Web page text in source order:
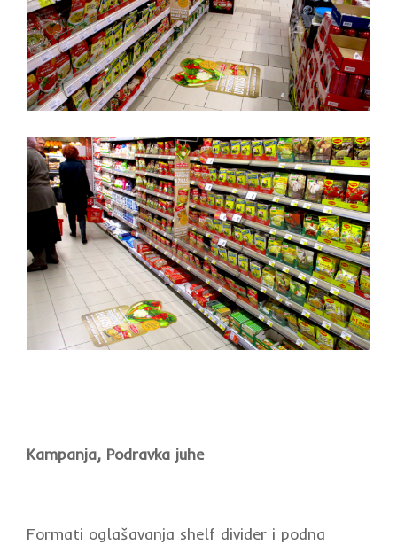
Kampanja, Podravka juhe
Formati oglašavanja shelf divider i podna